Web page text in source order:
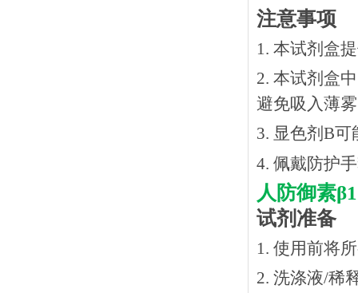
注意事项
1. 本试剂盒
2. 本试剂盒
避免吸入薄
3. 显色剂B
4. 佩戴防护
人防御素
试剂准备
1. 使用前将
2. 洗涤液/稀